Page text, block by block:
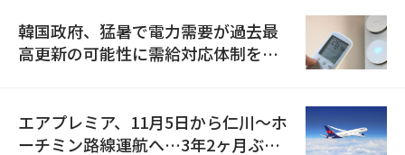
韓国政府、猛暑で電力需要が過去最
高更新の可能性に需給対応体制を点
エアプレミア、11月5日から仁川〜ホ
ーチミン路線運航へ…3年2ヶ月ぶり